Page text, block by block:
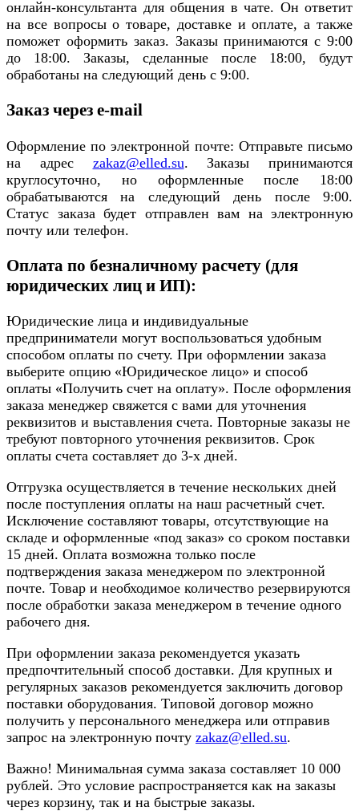
онлайн-консультанта для общения в чате. Он ответит
на все вопросы о товаре, доставке и оплате, а также
поможет оформить заказ. Заказы принимаются с 9:00
до 18:00. Заказы, сделанные после 18:00, будут
обработаны на следующий день с 9:00.
Заказ через e-mail
Оформление по электронной почте: Отправьте письмо
на адрес zakaz@elled.su. Заказы принимаются
круглосуточно, но оформленные после 18:00
обрабатываются на следующий день после 9:00.
Статус заказа будет отправлен вам на электронную
почту или телефон.
Оплата по безналичному расчету (для
юридических лиц и ИП):
Юридические лица и индивидуальные
предприниматели могут воспользоваться удобным
способом оплаты по счету. При оформлении заказа
выберите опцию «Юридическое лицо» и способ
оплаты «Получить счет на оплату». После оформления
заказа менеджер свяжется с вами для уточнения
реквизитов и выставления счета. Повторные заказы не
требуют повторного уточнения реквизитов. Срок
оплаты счета составляет до 3-х дней.
Отгрузка осуществляется в течение нескольких дней
после поступления оплаты на наш расчетный счет.
Исключение составляют товары, отсутствующие на
складе и оформленные «под заказ» со сроком поставки
15 дней. Оплата возможна только после
подтверждения заказа менеджером по электронной
почте. Товар и необходимое количество резервируются
после обработки заказа менеджером в течение одного
рабочего дня.
При оформлении заказа рекомендуется указать
предпочтительный способ доставки. Для крупных и
регулярных заказов рекомендуется заключить договор
поставки оборудования. Типовой договор можно
получить у персонального менеджера или отправив
запрос на электронную почту zakaz@elled.su.
Важно! Минимальная сумма заказа составляет 10 000
рублей. Это условие распространяется как на заказы
через корзину, так и на быстрые заказы.